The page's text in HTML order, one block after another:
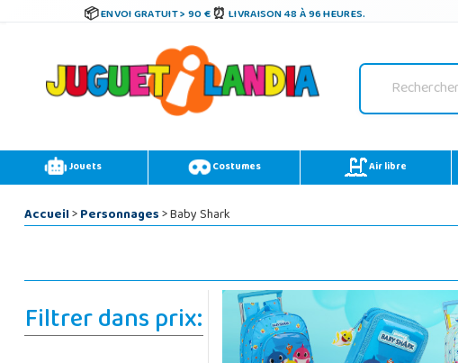
ENVOI GRATUIT > 90 € LIVRAISON 48 À 96 HEURES.
Jouets Costumes Air libre
Accueil>Personnages> Baby Shark
Filtrer dans prix: